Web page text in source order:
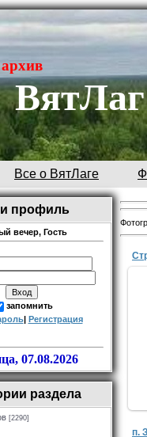
Все о ВятЛаге
профиль
вечер, Гость
запомнить
| Регистрация
07.08.2026
раздела
[2290]
п.